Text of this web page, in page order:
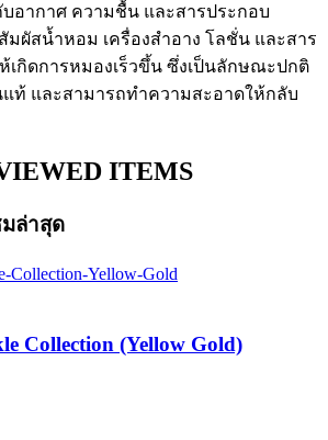
อากาศ ความชื้น และสารประกอบ
มผัสน้ำหอม เครื่องสำอาง โลชั่น และสาร
ห้เกิดการหมองเร็วขึ้น ซึ่งเป็นลักษณะปกติ
แท้ และสามารถทำความสะอาดให้กลับ
ITEMS
ล่าสุด
Collection (Yellow Gold)